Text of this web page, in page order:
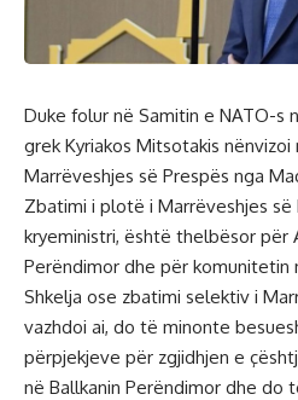
Duke folur në Samitin e NATO-s
grek Kyriakos Mitsotakis
Marrëveshjes së Prespës nga
Zbatimi i plotë i Marrëveshjes së
kryeministri, është thelbësor për
Perëndimor dhe për komunitetin
Shkelja ose zbatimi selektiv i
vazhdoi ai, do të minonte
përpjekjeve për zgjidhjen e
në Ballkanin Perëndimor dhe do